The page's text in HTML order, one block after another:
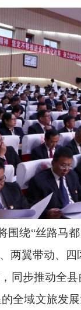
围绕“丝路马
两翼带动、
同步推动全
全域文旅发